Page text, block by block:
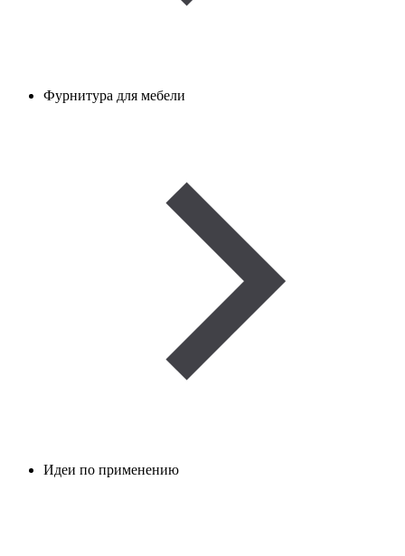
Фурнитура для мебели
Идеи по применению